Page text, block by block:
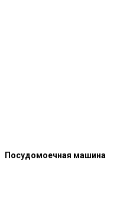
Посудомоечная машина